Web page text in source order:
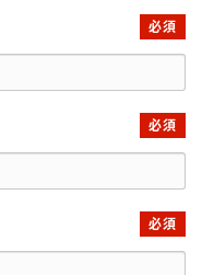
必須
必須
必須